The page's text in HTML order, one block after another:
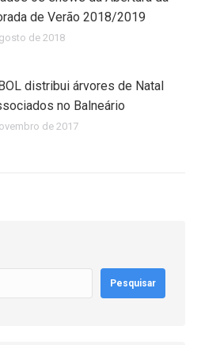
de Verão 2018/2019
de 2018
distribui árvores de Natal
no Balneário
de 2017
Pesquisar